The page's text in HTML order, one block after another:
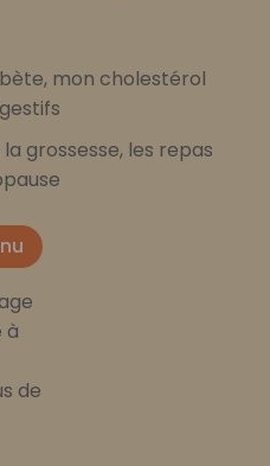
mon cholestérol
grossesse, les repas
à
de